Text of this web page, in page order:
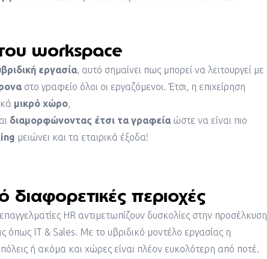
workspace
εργασία, αυτό σημαίνει πως μπορεί να λειτουργεί με
στο γραφείο όλοι οι εργαζόμενοι. Έτσι, η επιχείρηση
μικρό χώρο,
διαμορφώνοντας έτσι τα γραφεία ώστε να είναι πιο
μειώνει και τα εταιρικά έξοδα!
περιοχές
HR αντιμετωπίζουν δυσκολίες στην προσέλκυση
όπως IT & Sales. Με το υβριδικό μοντέλο εργασίας η
ή ακόμα και χώρες είναι πλέον ευκολότερη από ποτέ.